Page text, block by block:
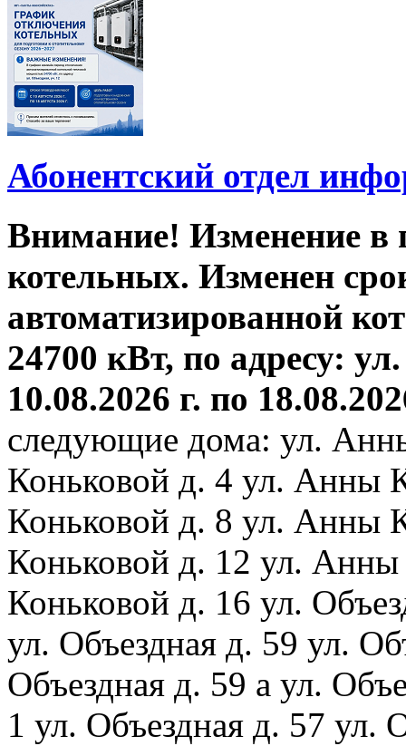
Абонентский отдел
Внимание! Изменение в
котельных. Изменен
автоматизированной
24700 кВт, по адресу:
10.08.2026 г. по
следующие дома: ул.
Коньковой д. 4 ул. Анны
Коньковой д. 8 ул. Анны
Коньковой д. 12 ул.
Коньковой д. 16 ул.
ул. Объездная д. 59 ул.
Объездная д. 59 а ул.
1 ул. Объездная д. 57 ул.